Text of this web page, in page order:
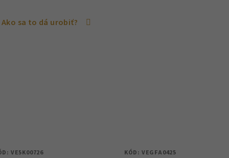
Ako sa to dá urobiť?
VE5K00726 KÓD: VEGFA0425